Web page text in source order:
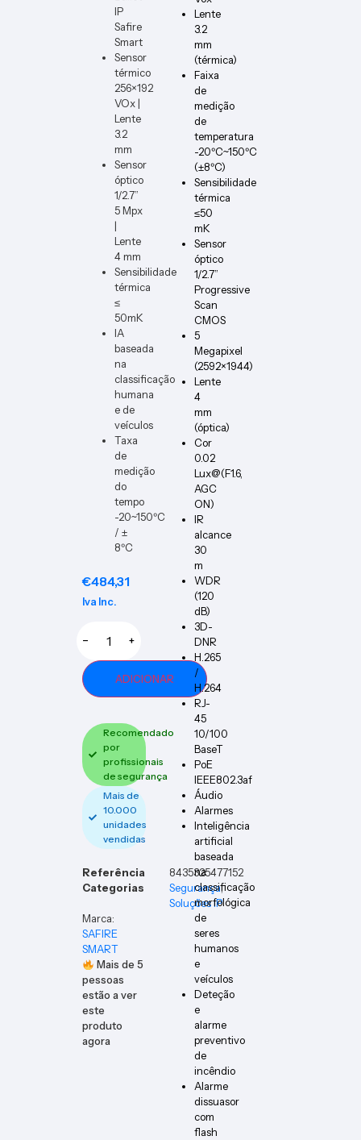
IP
Safire
Smart
Sensor
térmico
256×192
VOx |
Lente
3.2
mm
Sensor
óptico
1/2.7”
5 Mpx
|
Lente
4 mm
Sensibilidade
térmica
≤
50mK
IA
baseada
na
classificação
humana
e de
veículos
Taxa
de
medição
do
tempo
-20~150ºC
/ ±
8ºC
€484,31
Iva Inc.
− +
ADICIONAR
Recomendado
por
profissionais
de segurança
Mais de
10.000
unidades
vendidas
Referência
8435325477152
Categorias
Segurança,
Soluções IP
Marca:
SAFIRE
SMART
Mais de5
pessoas
estão a ver
este
produto
agora
Lente
3.2
mm
(térmica)
Faixa
de
medição
de
temperatura
-20ºC~150ºC
(±8ºC)
Sensibilidade
térmica
≤50
mK
Sensor
óptico
1/2.7”
Progressive
Scan
CMOS
5
Megapixel
(2592×1944)
Lente
4
mm
(óptica)
Cor
0.02
Lux@(F1.6,
AGC
ON)
IR
alcance
30
m
WDR
(120
dB)
3D-
DNR
H.265
/
H.264
RJ-
45
10/100
BaseT
PoE
IEEE802.3af
Áudio
Alarmes
Inteligência
artificial
baseada
na
classificação
morfológica
de
seres
humanos
e
veículos
Deteção
e
alarme
preventivo
de
incêndio
Alarme
dissuasor
com
flash